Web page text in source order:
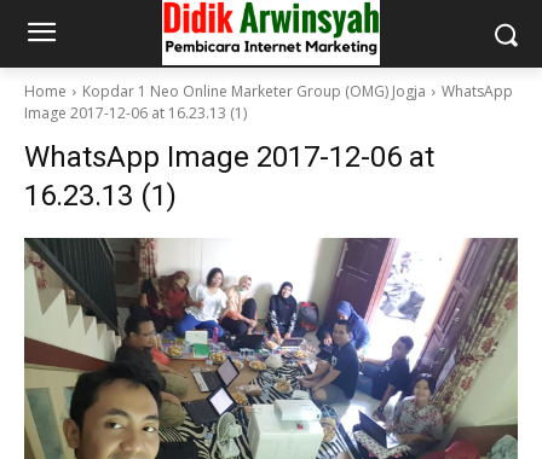
Home Kopdar 1 Neo Online Marketer Group (OMG) Jogja
WhatsApp
Image 2017-12-06 at 16.23.13 (1)
WhatsApp Image 2017-12-06 at
16.23.13 (1)